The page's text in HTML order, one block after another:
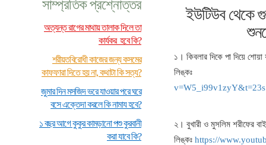
সাম্প্রতিক প্রশ্নোত্তর
অত্যন্ত রাগের মাথায় তালাক দিলে তা
কার্যকর হবে কি?
শরীয়তবিরোধী কাজের জন্য কসমের
কাফফারা দিতে হয় না, কথাটা কি সত্য?
জুমার দিন মসজিদ ভরে যাওয়ার পরে ঘরে
বসে এক্তেদা করলে কি নামায হবে?
১ বছর আগে কুকুর কামড়ানো পশু কুরবানী
করা যাবে কি?
ইউটিউব থেকে
১। কিবলার দিকে পা দিয়ে শোয়া
v=W5_i99v1zyY&t=23s
২। বুখারী ও মুসলিম শরীফের
লিঙ্কঃ https://